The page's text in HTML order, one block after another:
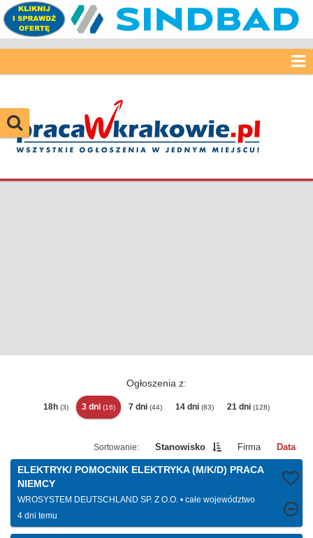
Ogłoszenia z:
18h (3) 3 dni (16) 7 dni (44) 14 dni (83) 21 dni (128)
Stanowisko Firma Data
ELEKTRYK/ POMOCNIK ELEKTRYKA (M/K/D) PRACA
NIEMCY
WROSYSTEM DEUTSCHLAND SP. Z O.O.
całe województwo
4 dni temu